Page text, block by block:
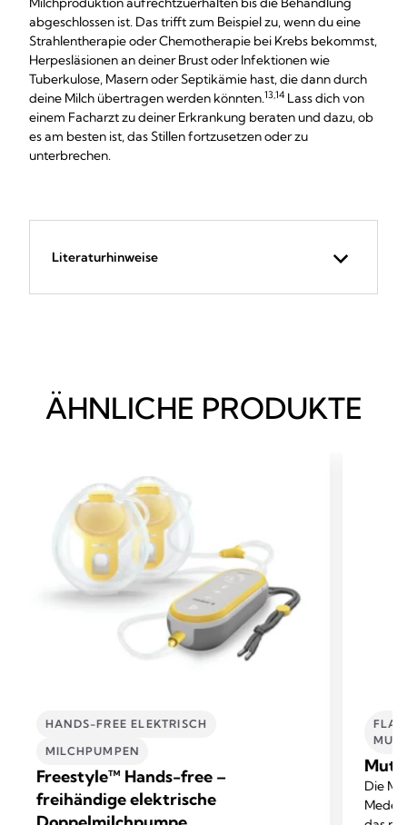
abgeschlossen ist. Das trifft zum Beispiel zu, wenn du eine
Strahlentherapie oder Chemotherapie bei Krebs bekommst,
Herpesläsionen an deiner Brust oder Infektionen wie
Tuberkulose, Masern oder Septikämie hast, die dann durch
deine Milch übertragen werden könnten.13,14 Lass dich von
einem Facharzt zu deiner Erkrankung beraten und dazu, ob
es am besten ist, das Stillen fortzusetzen oder zu
unterbrechen.
Literaturhinweise
ÄHNLICHE PRODUKTE
HANDS-FREE ELEKTRISCH
MILCHPUMPEN
Freestyle™ Hands-free –
freihändige elektrische
Die